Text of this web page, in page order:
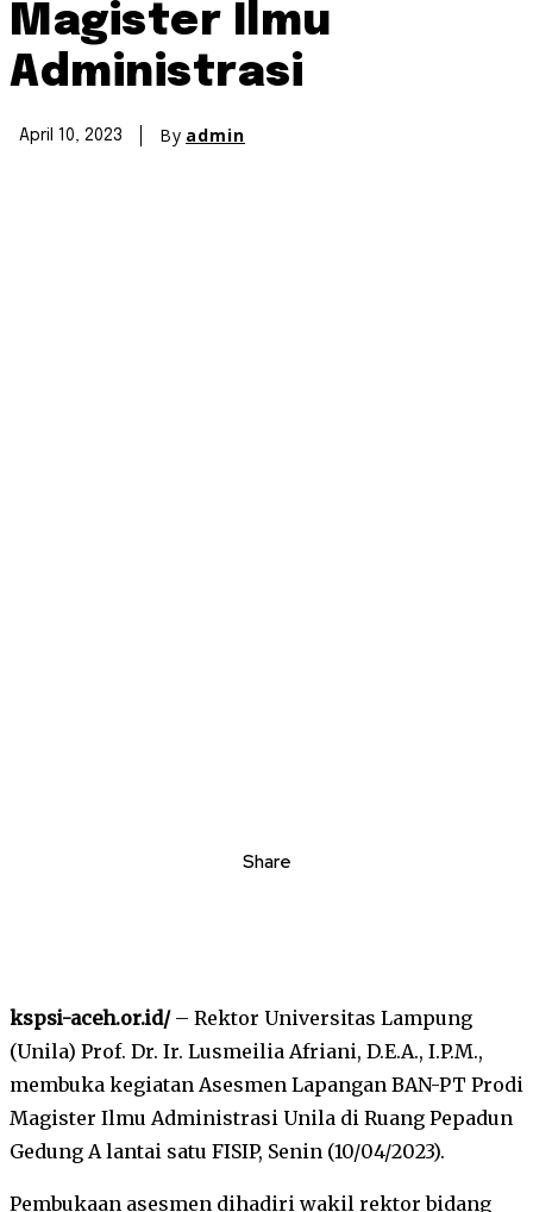
Magister Ilmu
Administrasi
April 10, 2023 By admin
Share
kspsi-aceh.or.id/– Rektor Universitas Lampung
(Unila) Prof. Dr. Ir. Lusmeilia Afriani, D.E.A., I.P.M.,
membuka kegiatan Asesmen Lapangan BAN-PT Prodi
Magister Ilmu Administrasi Unila di Ruang Pepadun
Gedung A lantai satu FISIP, Senin (10/04/2023).
Pembukaan asesmen dihadiri wakil rektor bidang